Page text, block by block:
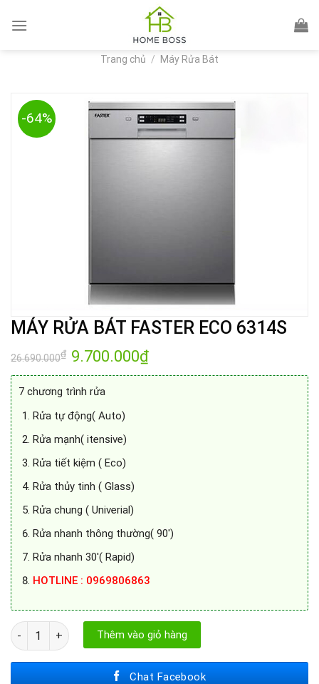
Trang chủ / Máy Rửa Bát
-64%
MÁY RỬA BÁT FASTER ECO 6314S
26.690.000₫ Giá
gốc
là:
9.700.000₫Giá
tại
7 chương trình rửa
Rửa tự động( Auto)
Rửa mạnh( itensive)
Rửa tiết kiệm ( Eco)
Rửa thủy tinh ( Glass)
Rửa chung ( Univerial)
Rửa nhanh thông thường( 90′)
Rửa nhanh 30′( Rapid)
HOTLINE : 0969806863
MÁY RỬA BÁT FASTER ECO 6314S số lượng
Thêm vào giỏ hàng
Chat Facebook